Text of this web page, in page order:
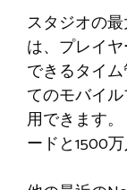
スタジオの
は、プレイ
できるタイム
てのモバイ
用できます。
ードと1500